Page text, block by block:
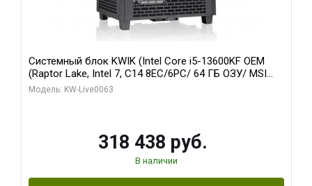
Системный блок KWIK (Intel Core i5-13600KF OEM
(Raptor Lake, Intel 7, C14 8EC/6PC/ 64 ГБ ОЗУ/ MSI
RTX5080 VENTUS 3X OC 16GB GDDR7 256bit 3xDP
Модель: KW-Live0063
318 438 руб.
В наличии